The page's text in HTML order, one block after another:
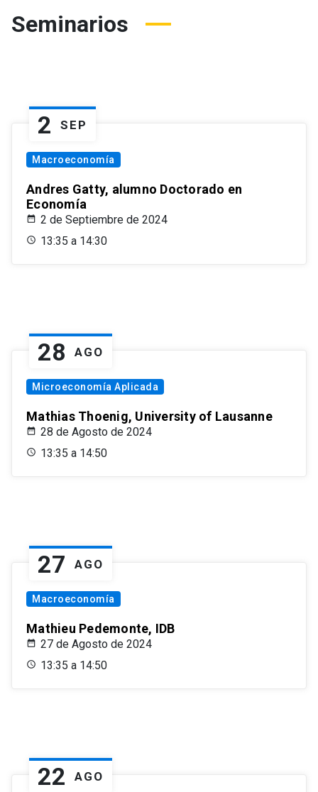
Seminarios
2 SEP
Macroeconomía
Andres Gatty, alumno Doctorado en
Economía
2 de Septiembre de 2024
13:35 a 14:30
28 AGO
Microeconomía Aplicada
Mathias Thoenig, University of Lausanne
28 de Agosto de 2024
13:35 a 14:50
27 AGO
Macroeconomía
Mathieu Pedemonte, IDB
27 de Agosto de 2024
13:35 a 14:50
22 AGO